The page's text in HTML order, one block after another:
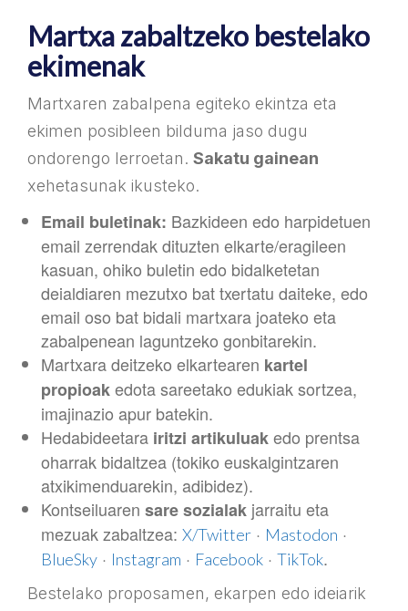
Martxa zabaltzeko bestelako
ekimenak
Martxaren zabalpena egiteko ekintza eta
ekimen posibleen bilduma jaso dugu
ondorengo lerroetan. Sakatu gainean
xehetasunak ikusteko.
Email buletinak: Bazkideen edo harpidetuen
email zerrendak dituzten elkarte/eragileen
kasuan, ohiko buletin edo bidalketetan
deialdiaren mezutxo bat txertatu daiteke, edo
email oso bat bidali martxara joateko eta
zabalpenean laguntzeko gonbitarekin.
Martxara deitzeko elkartearen kartel
propioakedota sareetako edukiak sortzea,
imajinazio apur batekin.
Hedabideetara iritzi artikuluakedo prentsa
oharrak bidaltzea (tokiko euskalgintzaren
atxikimenduarekin, adibidez).
Kontseiluaren sare sozialak jarraitu eta
mezuak zabaltzea: X/Twitter · Mastodon ·
BlueSky · Instagram · Facebook · TikTok.
Bestelako proposamen, ekarpen edo ideiarik